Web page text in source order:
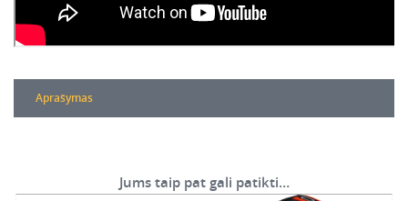
Aprašymas
Jums taip pat gali patikti…